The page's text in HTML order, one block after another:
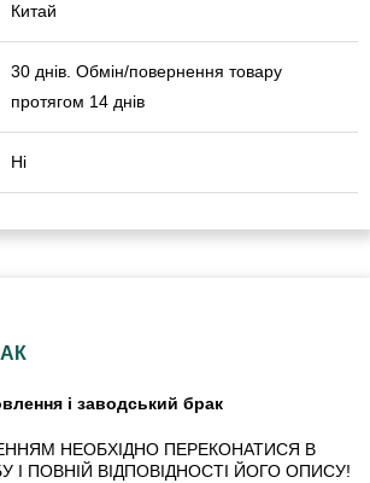
Китай
30 днів. Обмін/повернення товару
протягом 14 днів
Ні
і заводський брак
НЕОБХІДНО ПЕРЕКОНАТИСЯ В
І ПОВНІЙ ВІДПОВІДНОСТІ ЙОГО ОПИСУ!